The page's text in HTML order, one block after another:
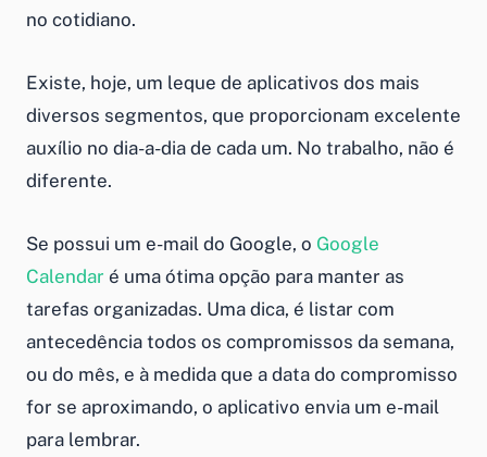
no cotidiano.
Existe, hoje, um leque de aplicativos dos mais
diversos segmentos, que proporcionam excelente
auxílio no dia-a-dia de cada um. No trabalho, não é
diferente.
Se possui um e-mail do Google, o Google
Calendar é uma ótima opção para manter as
tarefas organizadas. Uma dica, é listar com
antecedência todos os compromissos da semana,
ou do mês, e à medida que a data do compromisso
for se aproximando, o aplicativo envia um e-mail
para lembrar.